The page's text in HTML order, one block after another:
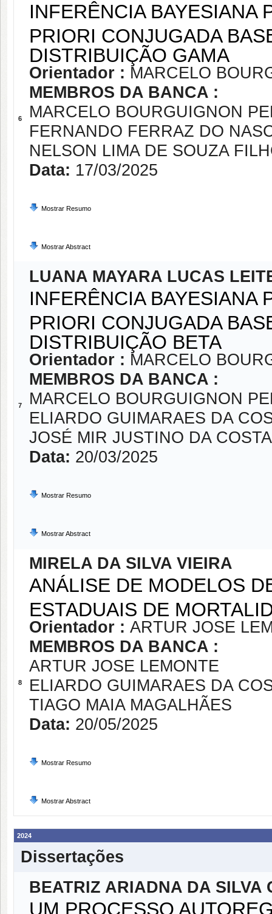
6
INFERÊNCIA BAYESIANA
PRIORI CONJUGADA
DISTRIBUIÇÃO GAMA
Orientador : MARCELO
MEMBROS DA BANCA :
MARCELO BOURGUIGNON
FERNANDO FERRAZ DO
NELSON LIMA DE SOUZA
Data: 17/03/2025
Mostrar Resumo
Mostrar Abstract
7
LUANA MAYARA LUCAS
INFERÊNCIA BAYESIANA
PRIORI CONJUGADA
DISTRIBUIÇÃO BETA
Orientador : MARCELO
MEMBROS DA BANCA :
MARCELO BOURGUIGNON
ELIARDO GUIMARAES DA
JOSÉ MIR JUSTINO DA COSTA
Data: 20/03/2025
Mostrar Resumo
Mostrar Abstract
8
MIRELA DA SILVA VIEIRA
ANÁLISE DE MODELOS
ESTADUAIS DE
Orientador : ARTUR JOSE
MEMBROS DA BANCA :
ARTUR JOSE LEMONTE
ELIARDO GUIMARAES DA
TIAGO MAIA MAGALHÃES
Data: 20/05/2025
Mostrar Resumo
Mostrar Abstract
2024
Dissertações
BEATRIZ ARIADNA DA SILVA
UM PROCESSO